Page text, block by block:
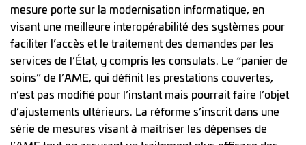
mesure porte sur la modernisation informatique, en
visant une meilleure interopérabilité des systèmes pour
faciliter l’accès et le traitement des demandes par les
services de l’État, y compris les consulats. Le “panier de
soins” de l’AME, qui définit les prestations couvertes,
n’est pas modifié pour l’instant mais pourrait faire l’objet
d’ajustements ultérieurs. La réforme s’inscrit dans une
série de mesures visant à maîtriser les dépenses de